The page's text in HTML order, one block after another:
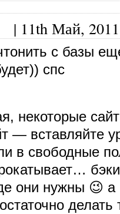
| 11th Май, 2011
с базы
спс
некоторые
— вставляйте
в свободные
они нужны 😉 а
делать